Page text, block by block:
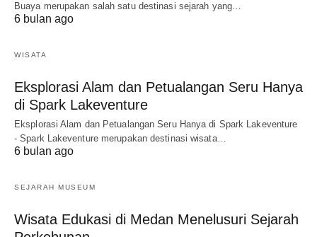
Buaya merupakan salah satu destinasi sejarah yang…
6 bulan ago
WISATA
Eksplorasi Alam dan Petualangan Seru Hanya
di Spark Lakeventure
Eksplorasi Alam dan Petualangan Seru Hanya di Spark Lakeventure
- Spark Lakeventure merupakan destinasi wisata…
6 bulan ago
SEJARAH MUSEUM
Wisata Edukasi di Medan Menelusuri Sejarah